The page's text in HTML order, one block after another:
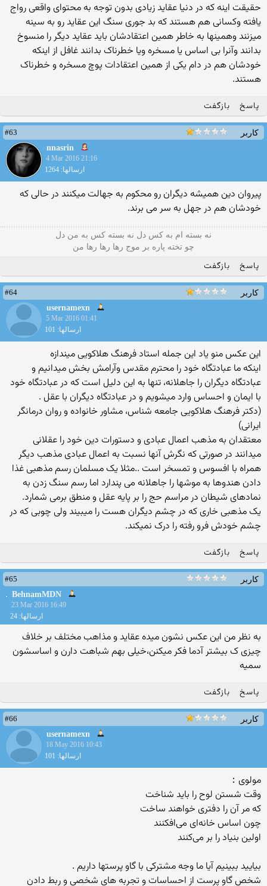
حقیقت اینه که در دنیا عقاید زیادی بدون توجه به محتوای واقعی رواج
یافته وکسانی هم هستند که بد جوری سنگ این عقاید رو به سینه
میزنند وهمینها به خاطر همین اعتقادشان باید عقاید دیگر را منسوخ
بدانند وآنرا بی اساس یا مسخره ویا خطرناک بدانند غافل از اینکه
خودشان هم در دام یکی از همین اعتقادات پوچ مسخره و خطرناک
هستند.
پاسخ بازگفت
کاربر
#63
nnasrin
4 Mar 2016 21:16
ارسالها: 1264
پیروان دین همیشه دیگران رو محکوم به جهالت میکنند در حالی که
خودشان هم در جهل به سر می برند.
نه بسته ام به کس دل نه بسته کس به من دل
چو تخته پاره بر موج رها رها رها من
پاسخ بازگفت
کاربر
#64
usernamexn
5 Mar 2016 01:41
ارسالها: 101
این عکس منو یاد این جمله استاد فرهنگ هلاکویی میندازه
اینکه ما عبادتگاه خود را محترم مقدس وآرامش بخش میدانیم و
عبادتگاه دیگران را جاهلانه، تنها به این دلیل است که در عبادتگاه خود
با ایمان و احساس وارد میشویم و در عبادتگاه دیگران با عقل .
(دکتر فرهنگ هلاکویی جامعه شناس، مشاور خانواده و روان درمانگر
ایرانی)
معتقدان به مذهب اعمال عبادی و دستورات دین خود را عقلانی
میدانند در صورتی که نگرش آنها نسبت به اعمال عبادی مذهب دیگر
همراه با افسوس و تمسخر است ..مثلا یک مسلمان رسم مذهبی غذا
دادن هندوها به موشها را جاهلانه می پندارد اما رسم سنگ زدن به
نمادهای شیطان در مراسم حج را بر پایه عقل و منطق برمی شمارد.
یک مذهبی خاری که در چشم دیگران هست را میبیند ولی چوبی که در
چشم خودش فرو رفته را درک نمیکند.
پاسخ بازگفت
کاربر
#65
BehnamMDN
23 Mar 2016 16:49
ارسالها: 24
به نظر من این عکس نشون میده عقاید و مذاهب مختلف بر خلاف
چیزی ک بیشتر آدما فکر میکنن،خیلی بهم شباهت دارن و اساسشون
سمیه
پاسخ بازگفت
کاربر
#66
usernamexn
18 May 2016 10:43
ارسالها: 101
مولوی：
وقت شستن لوح را باید شناخت
که مر آن را دفتری خواهند ساخت
چون اساس خانه‌ای می‌افکنند
اولین بنیاد را بر می‌کنند
بیایید ببینیم آیا ما وجه مشترکی با گاو پرستها داریم .
شخص گاو پرست از احساسات و تجربه های شخصی و ربط دادن